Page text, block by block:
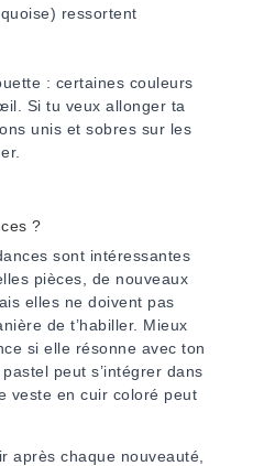
ressortent
: certaines couleurs
Si tu veux allonger ta
unis et sobres sur les
?
sont intéressantes
pièces, de nouveaux
elles ne doivent pas
de t’habiller. Mieux
si elle résonne avec ton
peut s’intégrer dans
veste en cuir coloré peut
après chaque nouveauté,